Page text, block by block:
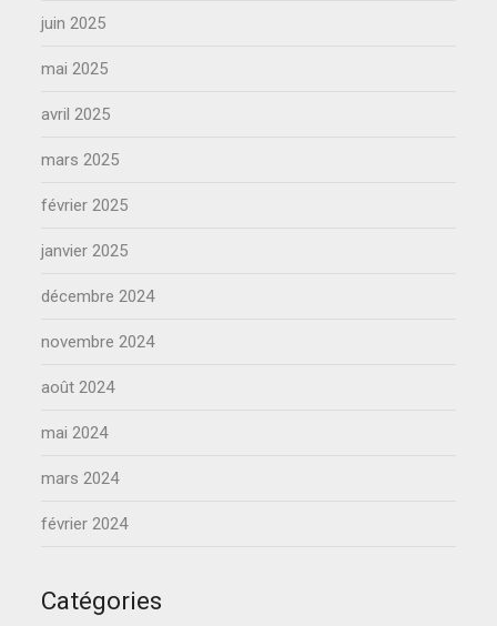
juin 2025
mai 2025
avril 2025
mars 2025
février 2025
janvier 2025
décembre 2024
novembre 2024
août 2024
mai 2024
mars 2024
février 2024
Catégories